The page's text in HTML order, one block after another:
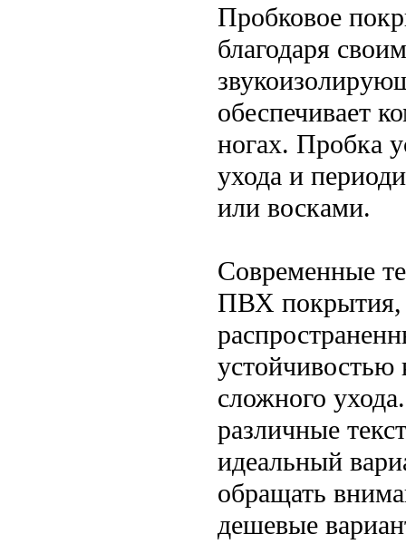
Пробковое
благодаря
обеспечивает
ногах. Пробка
ухода и
или восками.
Современные
ПВХ покрытия,
устойчивостью
сложного
различные
идеальный
обращать
дешевые